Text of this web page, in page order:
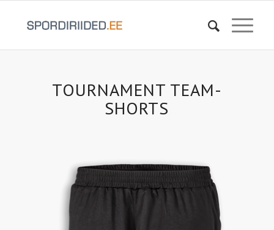
TOURNAMENT TEAM-
SHORTS